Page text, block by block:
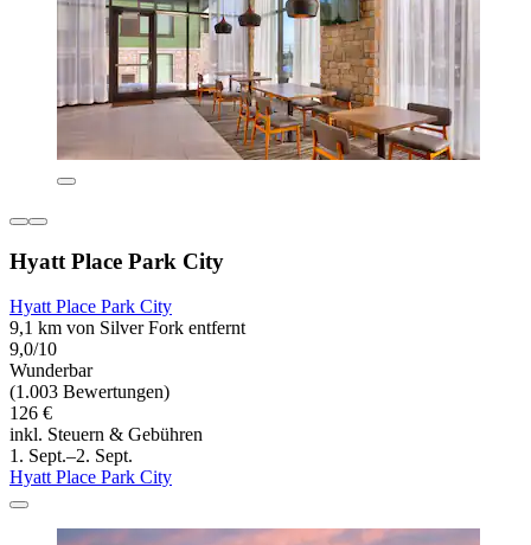
Hyatt Place Park City
Hyatt Place Park City
9,1 km von Silver Fork entfernt
9,0/10
Wunderbar
(1.003 Bewertungen)
126 €
inkl. Steuern & Gebühren
1. Sept.–2. Sept.
Hyatt Place Park City